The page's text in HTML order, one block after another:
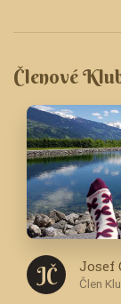
Členové
J Č Josef
Člen